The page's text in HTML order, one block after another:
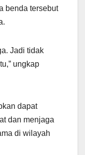
benda tersebut
Jadi tidak
ungkap
dapat
dan menjaga
di wilayah